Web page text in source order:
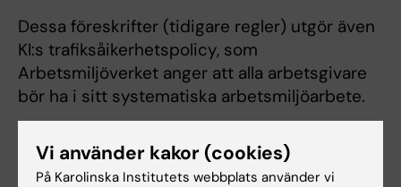
Dessa föreskrifter (tidigare regler) utgör även
KI:s trafiksåikerhetspolicy, som
Arbetsmiljöverket anger att alla arbetsgivare
bör ha i sitt systematiska arbetsmiljöarbete.
Föreskrifterna i sin helhet
Vi använder kakor (cookies)
På Karolinska Institutets webbplats använder vi